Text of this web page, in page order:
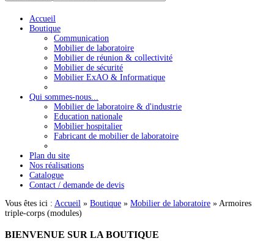
Accueil
Boutique
Communication
Mobilier de laboratoire
Mobilier de réunion & collectivité
Mobilier de sécurité
Mobilier ExAO & Informatique
Qui sommes-nous...
Mobilier de laboratoire & d'industrie
Education nationale
Mobilier hospitalier
Fabricant de mobilier de laboratoire
Plan du site
Nos réalisations
Catalogue
Contact / demande de devis
Vous êtes ici : Accueil » Boutique » Mobilier de laboratoire » Armoires
triple-corps (modules)
BIENVENUE SUR LA BOUTIQUE